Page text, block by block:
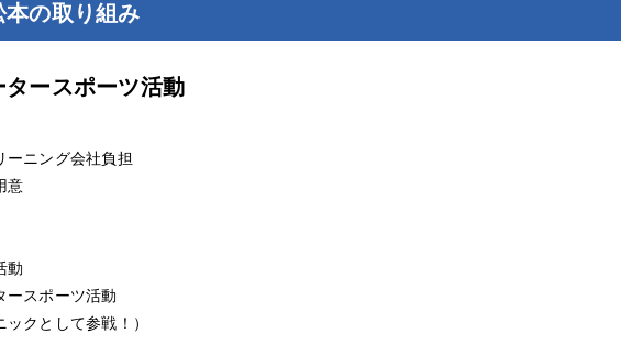
の取り組み
ースポーツ活動
ーニング会社負担
意
動
ースポーツ活動
ックとして参戦！）